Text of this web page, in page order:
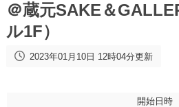
＠蔵元SAKE＆
ル1F）
2023年01月10日 12時04分更新
開始日時